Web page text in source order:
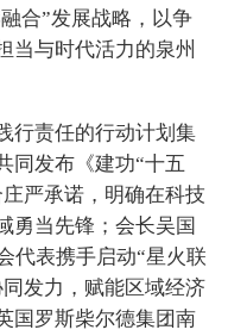
合”发展战略，以争
当与时代活力的泉州
行责任的行动计划集
同发布《建功“十五
严承诺，明确在科技
勇当先锋；会长吴国
代表携手启动“星火联
发力，赋能区域经济
国罗斯柴尔德集团南